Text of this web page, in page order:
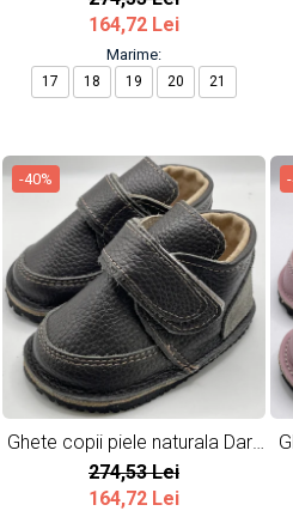
164,72 Lei
Marime:
17 18 19 20 21
-40%
Ghete copii piele naturala Dark
Grey
274,53 Lei
164,72 Lei